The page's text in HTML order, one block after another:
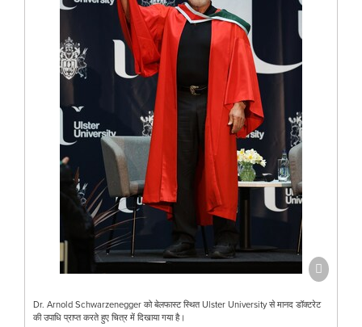
Dr. Arnold Schwarzenegger को बेलफास्ट स्थित Ulster University से मानद डॉक्टरेट
की उपाधि प्राप्त करते हुए चित्र में दिखाया गया है।